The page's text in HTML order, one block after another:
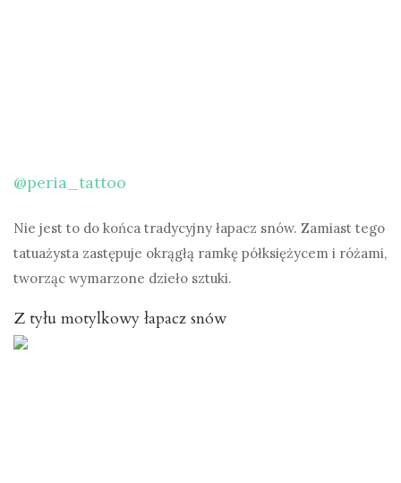
@peria_tattoo
Nie jest to do końca tradycyjny łapacz snów. Zamiast tego
tatuażysta zastępuje okrągłą ramkę półksiężycem i różami,
tworząc wymarzone dzieło sztuki.
Z tyłu motylkowy łapacz snów